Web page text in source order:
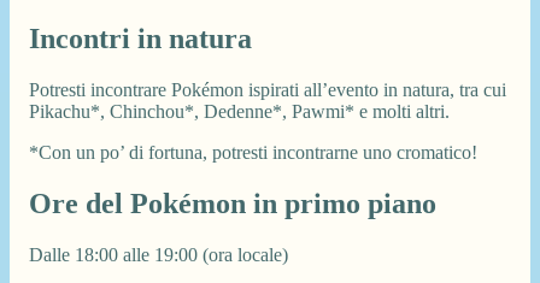
Incontri in natura
Potresti incontrare Pokémon ispirati all’evento in natura, tra cui
Pikachu*, Chinchou*, Dedenne*, Pawmi* e molti altri.
*Con un po’ di fortuna, potresti incontrarne uno cromatico!
Ore del Pokémon in primo piano
Dalle 18:00 alle 19:00 (ora locale)